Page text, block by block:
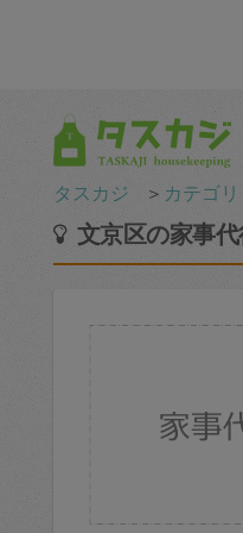
タスカジ ＞ カテゴリ
文京区の家事